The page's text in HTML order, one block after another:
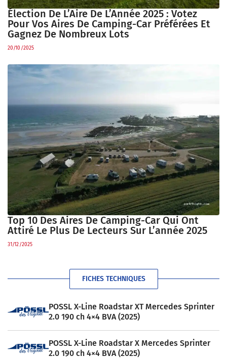
Élection De L’Aire De L’Année 2025 : Votez
Pour Vos Aires De Camping-Car Préférées Et
Gagnez De Nombreux Lots
20/10/2025
Top 10 Des Aires De Camping-Car Qui Ont
Attiré Le Plus De Lecteurs Sur L’année 2025
31/12/2025
FICHES TECHNIQUES
POSSL X-Line Roadstar XT Mercedes Sprinter
2.0 190 ch 4×4 BVA (2025)
POSSL X-Line Roadstar X Mercedes Sprinter
2.0 190 ch 4×4 BVA (2025)